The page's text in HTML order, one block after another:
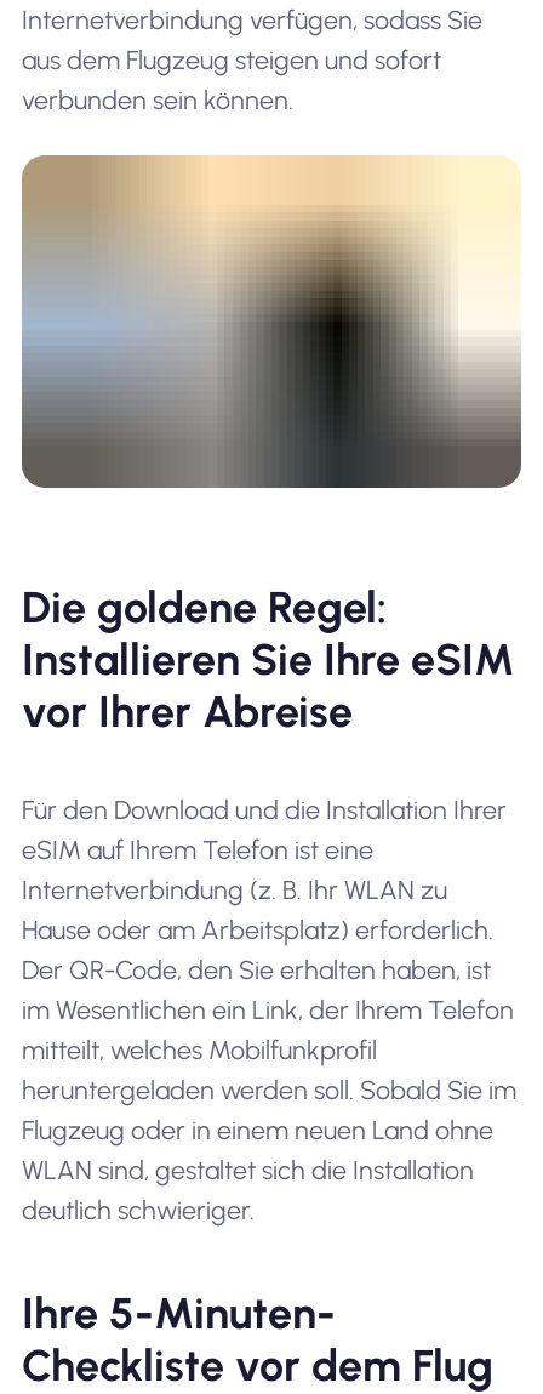
Internetverbindung verfügen, sodass Sie
aus dem Flugzeug steigen und sofort
verbunden sein können.
Die goldene Regel:
Installieren Sie Ihre eSIM
vor Ihrer Abreise
Für den Download und die Installation Ihrer
eSIM auf Ihrem Telefon ist eine
Internetverbindung (z. B. Ihr WLAN zu
Hause oder am Arbeitsplatz) erforderlich.
Der QR-Code, den Sie erhalten haben, ist
im Wesentlichen ein Link, der Ihrem Telefon
mitteilt, welches Mobilfunkprofil
heruntergeladen werden soll. Sobald Sie im
Flugzeug oder in einem neuen Land ohne
WLAN sind, gestaltet sich die Installation
deutlich schwieriger.
Ihre 5-Minuten-
Checkliste vor dem Flug